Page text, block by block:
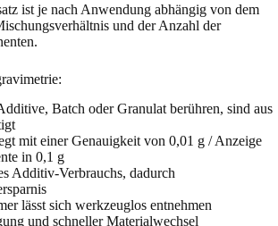
ist je nach Anwendung abhängig von dem
und der Anzahl der
Batch oder Granulat berühren, sind aus
mit einer Genauigkeit von 0,01 g / Anzeige
in 0,1 g
Additiv-Verbrauchs, dadurch
lässt sich werkzeuglos entnehmen
und schneller Materialwechsel